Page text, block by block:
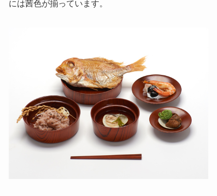
には茜色が揃っています。